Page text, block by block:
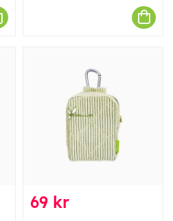
69 kr